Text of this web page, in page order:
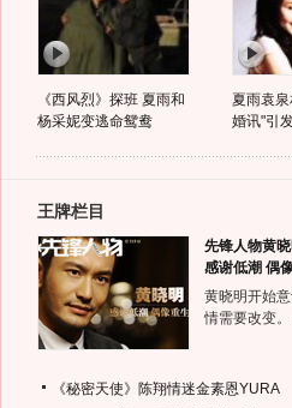
《西风烈》探班 夏雨和
杨采妮变逃命鸳鸯
夏雨袁泉
婚讯"引
王牌栏目
先锋人物黄晓
感谢低潮 偶
黄晓明开始
情需要改变
《秘密天使》陈翔情迷金素恩YURA